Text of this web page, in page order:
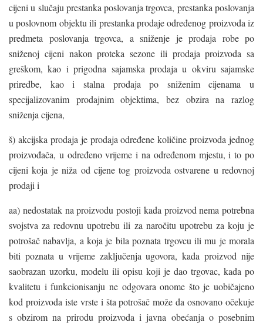
cijeni u slučaju prestanka poslovanja trgovca, prestanka poslovanja
u poslovnom objektu ili prestanka prodaje određenog proizvoda iz
predmeta poslovanja trgovca, a sniženje je prodaja robe po
sniženoj cijeni nakon proteka sezone ili prodaja proizvoda sa
greškom, kao i prigodna sajamska prodaja u okviru sajamske
priredbe, kao i stalna prodaja po sniženim cijenama u
specijalizovanim prodajnim objektima, bez obzira na razlog
sniženja cijena,
š) akcijska prodaja je prodaja određene količine proizvoda jednog
proizvođača, u određeno vrijeme i na određenom mjestu, i to po
cijeni koja je niža od cijene tog proizvoda ostvarene u redovnoj
prodaji i
aa) nedostatak na proizvodu postoji kada proizvod nema potrebna
svojstva za redovnu upotrebu ili za naročitu upotrebu za koju je
potrošač nabavlja, a koja je bila poznata trgovcu ili mu je morala
biti poznata u vrijeme zaključenja ugovora, kada proizvod nije
saobrazan uzorku, modelu ili opisu koji je dao trgovac, kada po
kvalitetu i funkcionisanju ne odgovara onome što je uobičajeno
kod proizvoda iste vrste i šta potrošač može da osnovano očekuje
s obzirom na prirodu proizvoda i javna obećanja o posebnim